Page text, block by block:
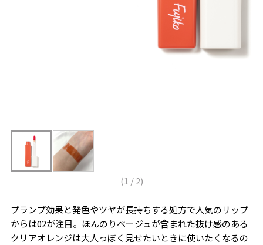
(1 /2)
プランプ効果と発色やツヤが長持ちする処方で人気のリップ
からは02が注目。ほんのりベージュが含まれた抜け感のある
クリアオレンジは大人っぽく見せたいときに使いたくなるの